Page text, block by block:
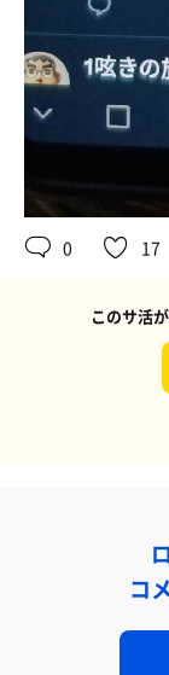
0 17
このサ活
コ